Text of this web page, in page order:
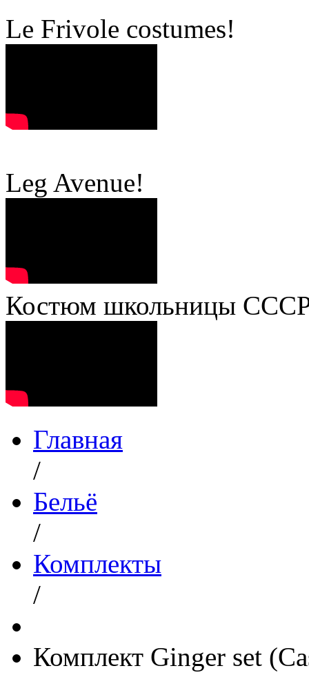
Le Frivole costumes!
Leg Avenue!
Костюм школьницы
Главная
/
Бельё
/
Комплекты
/
Комплект Ginger set